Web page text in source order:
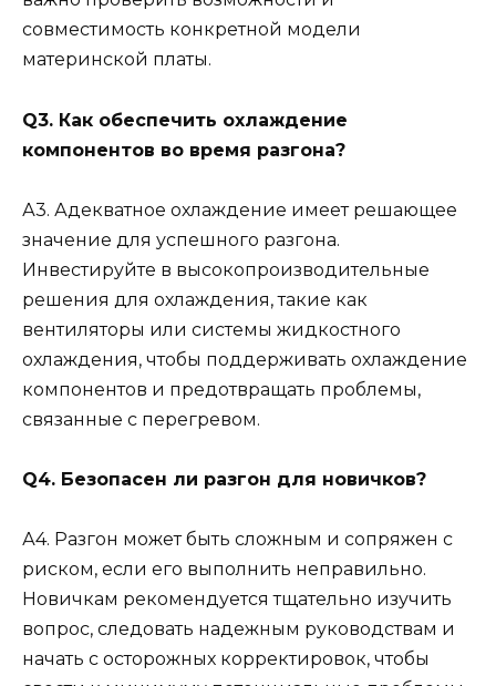
совместимость конкретной модели
материнской платы.
Q3. Как обеспечить охлаждение
компонентов во время разгона?
А3. Адекватное охлаждение имеет решающее
значение для успешного разгона.
Инвестируйте в высокопроизводительные
решения для охлаждения, такие как
вентиляторы или системы жидкостного
охлаждения, чтобы поддерживать охлаждение
компонентов и предотвращать проблемы,
связанные с перегревом.
Q4. Безопасен ли разгон для новичков?
А4. Разгон может быть сложным и сопряжен с
риском, если его выполнить неправильно.
Новичкам рекомендуется тщательно изучить
вопрос, следовать надежным руководствам и
начать с осторожных корректировок, чтобы